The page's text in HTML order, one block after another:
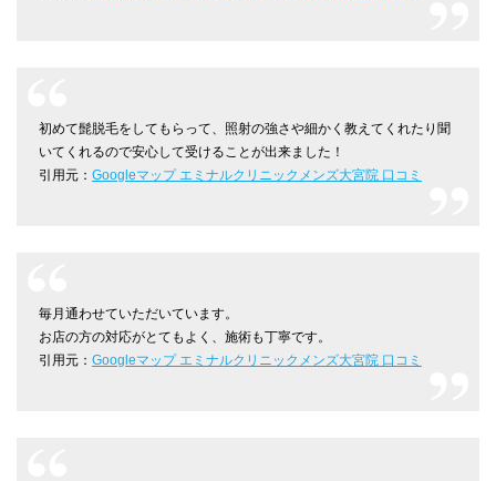
初めて髭脱毛をしてもらって、照射の強さや細かく教えてくれたり聞
いてくれるので安心して受けることが出来ました！
引用元： Googleマップ エミナルクリニックメンズ大宮院 口コミ
毎月通わせていただいています。
お店の方の対応がとてもよく、施術も丁寧です。
引用元： Googleマップ エミナルクリニックメンズ大宮院 口コミ